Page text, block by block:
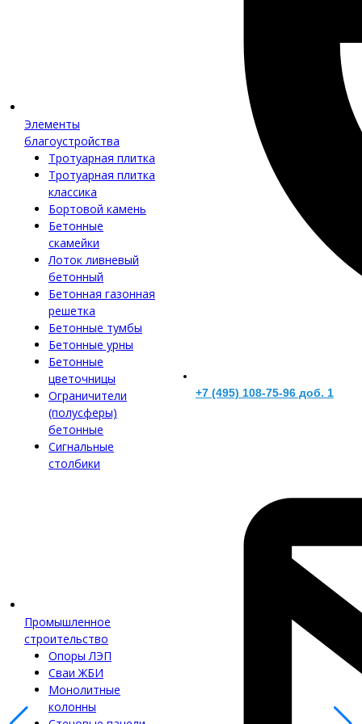
Элементы
благоустройства
Тротуарная плитка
Тротуарная плитка
классика
Бортовой камень
Бетонные
скамейки
Лоток ливневый
бетонный
Бетонная газонная
решетка
Бетонные тумбы
Бетонные урны
Бетонные
цветочницы
Ограничители
(полусферы)
бетонные
Сигнальные
столбики
Промышленное
строительство
Опоры ЛЭП
Сваи ЖБИ
Монолитные
колонны
+7 (495) 108-75-96 доб. 1